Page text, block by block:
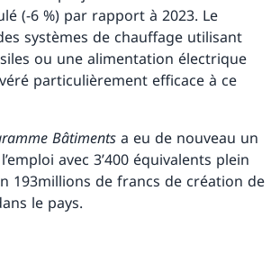
(-6 %) par rapport à 2023. Le
systèmes de chauffage utilisant
ou une alimentation électrique
particulièrement efficace à ce
Bâtiments a eu de nouveau un
avec 3’400 équivalents plein
193millions de francs de création de
le pays.